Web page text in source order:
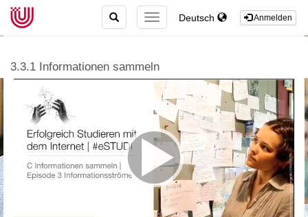
Anmelden
Deutsch
TOGGLE
NAVIGATION
TOGGLE
SEARCH
3.3.1 Informationen sammeln